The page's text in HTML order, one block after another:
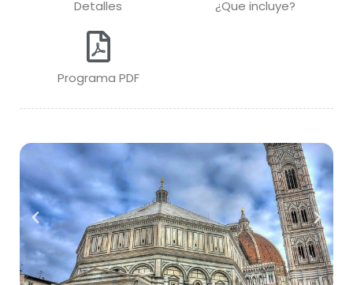
Detalles ¿Que incluye?
Programa PDF